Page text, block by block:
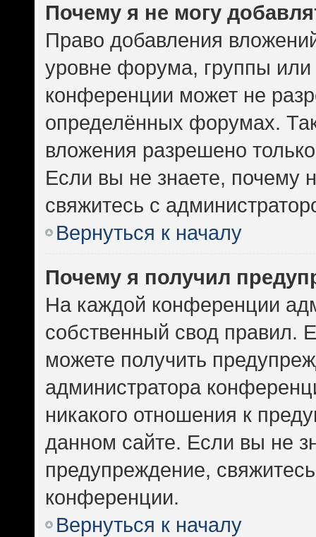
Почему я не могу
Право добавления
уровне форума, группы или
конференции может не
определённых форумах.
вложения разрешено
Если вы не знаете, почему
свяжитесь с
Вернуться к началу
Почему я получил
На каждой конференции
собственный свод правил.
можете получить
администратора
никакого отношения к
данном сайте. Если вы не
предупреждение,
конференции.
Вернуться к началу